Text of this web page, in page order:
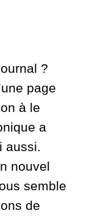
?
page
à le
a
aussi.
nouvel
semble
de